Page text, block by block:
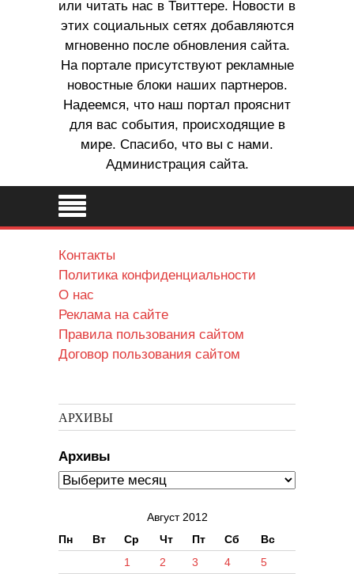
или читать нас в Твиттере. Новости в
этих социальных сетях добавляются
мгновенно после обновления сайта.
На портале присутствуют рекламные
новостные блоки наших партнеров.
Надеемся, что наш портал прояснит
для вас события, происходящие в
мире. Спасибо, что вы с нами.
Администрация сайта.
Контакты
Политика конфиденциальности
О нас
Реклама на сайте
Правила пользования сайтом
Договор пользования сайтом
АРХИВЫ
Архивы
Август 2012
Пн
Вт Ср Чт Пт Сб Вс
1 2 3 4
5